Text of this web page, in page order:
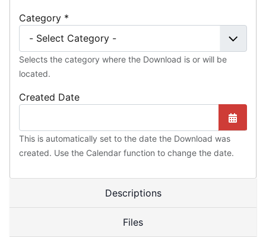
Category *
Selects the category where the Download is or will be
located.
Created Date
This is automatically set to the date the Download was
created. Use the Calendar function to change the date.
Descriptions
Files